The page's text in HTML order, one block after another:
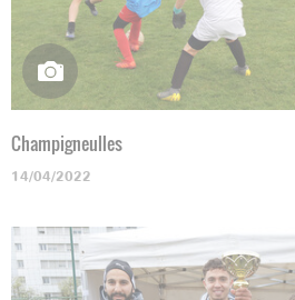
Champigneulles
14/04/2022